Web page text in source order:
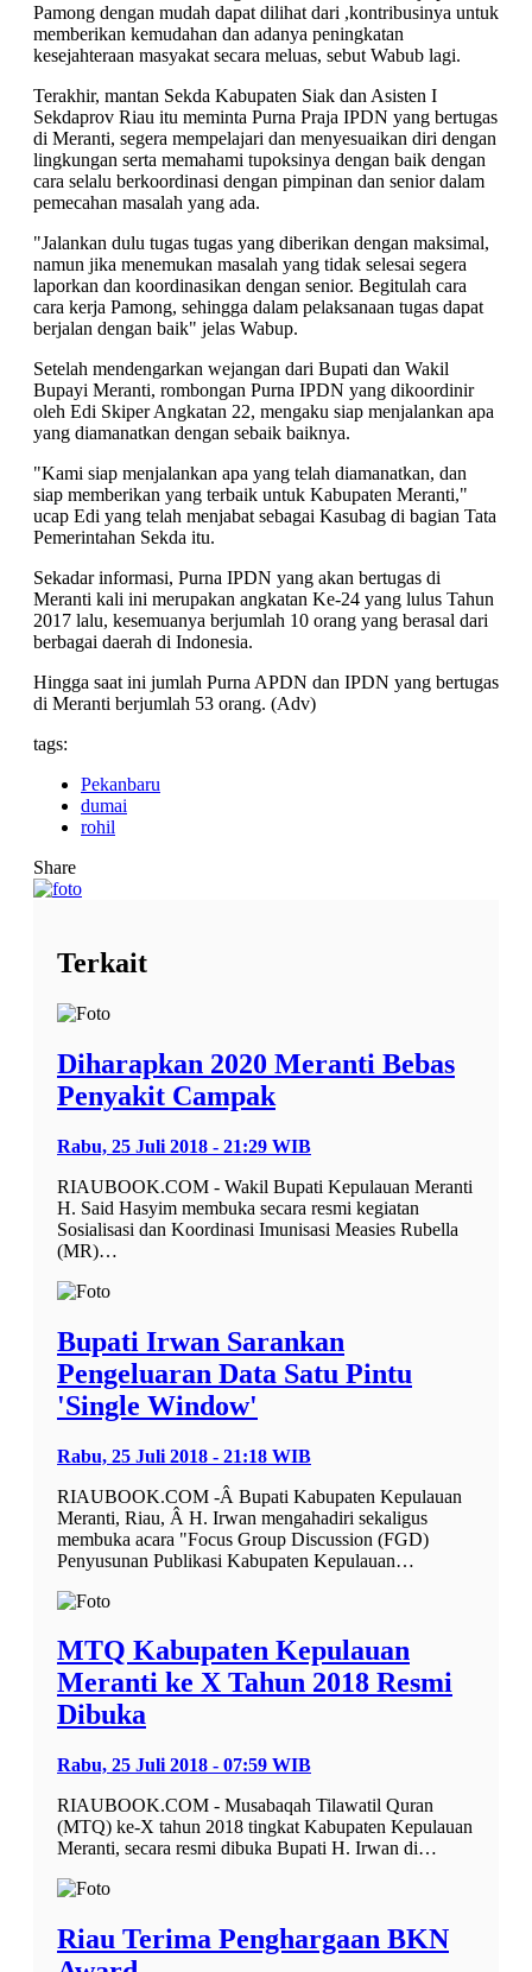
Pamong dengan mudah dapat dilihat dari ,kontribusinya untuk
memberikan kemudahan dan adanya peningkatan
kesejahteraan masyakat secara meluas, sebut Wabub lagi.
Terakhir, mantan Sekda Kabupaten Siak dan Asisten I
Sekdaprov Riau itu meminta Purna Praja IPDN yang bertugas
di Meranti, segera mempelajari dan menyesuaikan diri dengan
lingkungan serta memahami tupoksinya dengan baik dengan
cara selalu berkoordinasi dengan pimpinan dan senior dalam
pemecahan masalah yang ada.
"Jalankan dulu tugas tugas yang diberikan dengan maksimal,
namun jika menemukan masalah yang tidak selesai segera
laporkan dan koordinasikan dengan senior. Begitulah cara
cara kerja Pamong, sehingga dalam pelaksanaan tugas dapat
berjalan dengan baik" jelas Wabup.
Setelah mendengarkan wejangan dari Bupati dan Wakil
Bupayi Meranti, rombongan Purna IPDN yang dikoordinir
oleh Edi Skiper Angkatan 22, mengaku siap menjalankan apa
yang diamanatkan dengan sebaik baiknya.
"Kami siap menjalankan apa yang telah diamanatkan, dan
siap memberikan yang terbaik untuk Kabupaten Meranti,"
ucap Edi yang telah menjabat sebagai Kasubag di bagian Tata
Pemerintahan Sekda itu.
Sekadar informasi, Purna IPDN yang akan bertugas di
Meranti kali ini merupakan angkatan Ke-24 yang lulus Tahun
2017 lalu, kesemuanya berjumlah 10 orang yang berasal dari
berbagai daerah di Indonesia.
Hingga saat ini jumlah Purna APDN dan IPDN yang bertugas
di Meranti berjumlah 53 orang. (Adv)
tags:
Pekanbaru
dumai
rohil
Share
Terkait
Diharapkan 2020 Meranti Bebas
Penyakit Campak
Rabu, 25 Juli 2018 - 21:29 WIB
RIAUBOOK.COM - Wakil Bupati Kepulauan Meranti
H. Said Hasyim membuka secara resmi kegiatan
Sosialisasi dan Koordinasi Imunisasi Measies Rubella
(MR)…
Bupati Irwan Sarankan
Pengeluaran Data Satu Pintu
'Single Window'
Rabu, 25 Juli 2018 - 21:18 WIB
RIAUBOOK.COM -Â Bupati Kabupaten Kepulauan
Meranti, Riau, Â H. Irwan mengahadiri sekaligus
membuka acara "Focus Group Discussion (FGD)
Penyusunan Publikasi Kabupaten Kepulauan…
MTQ Kabupaten Kepulauan
Meranti ke X Tahun 2018 Resmi
Dibuka
Rabu, 25 Juli 2018 - 07:59 WIB
RIAUBOOK.COM - Musabaqah Tilawatil Quran
(MTQ) ke-X tahun 2018 tingkat Kabupaten Kepulauan
Meranti, secara resmi dibuka Bupati H. Irwan di…
Riau Terima Penghargaan BKN